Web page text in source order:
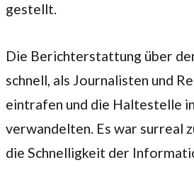
gestellt.
Die Berichterstattung über
schnell, als Journalisten und
eintrafen und die Haltestelle
verwandelten. Es war surreal
die Schnelligkeit der